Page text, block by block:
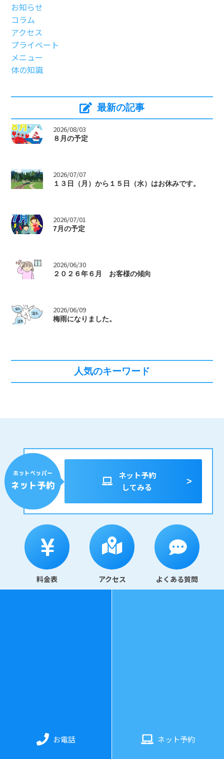
お電話 ネット予約
お知らせ
コラム
アクセス
プライベート
メニュー
体の知識
最新の記事
> 2026/08/03
８月の予定
> 2026/07/07
１３日（月）から１５日（水）はお休みです。
> 2026/07/01
7月の予定
> 2026/06/30
２０２６年６月 お客様の傾向
> 2026/06/09
梅雨になりました。
人気のキーワード
ネット予約
してみる
料金表 アクセス よくある質問
0）